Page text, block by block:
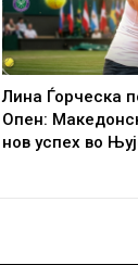
Лина Ѓорческа
Опен:
нов успех во